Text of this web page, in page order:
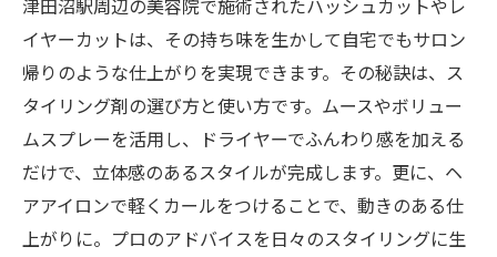
津田沼駅周辺の美容院で施術されたハッシュカットやレ
イヤーカットは、その持ち味を生かして自宅でもサロン
帰りのような仕上がりを実現できます。その秘訣は、ス
タイリング剤の選び方と使い方です。ムースやボリュー
ムスプレーを活用し、ドライヤーでふんわり感を加える
だけで、立体感のあるスタイルが完成します。更に、ヘ
アアイロンで軽くカールをつけることで、動きのある仕
上がりに。プロのアドバイスを日々のスタイリングに生